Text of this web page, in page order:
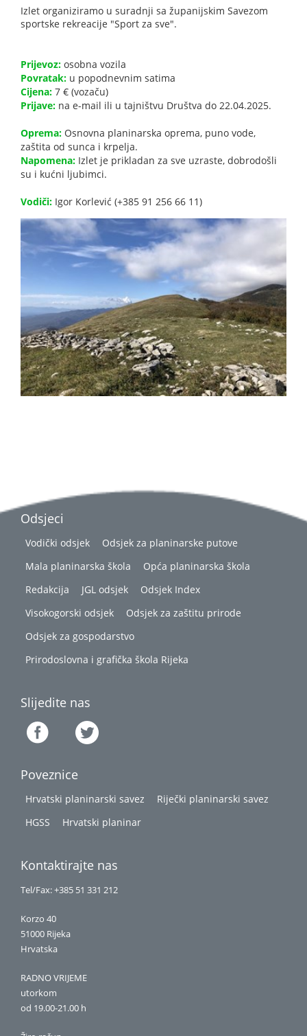
Izlet organiziramo u suradnji sa županijskim Savezom
sportske rekreacije "Sport za sve".
Prijevoz: osobna vozila
Povratak: u popodnevnim satima
Cijena: 7 € (vozaču)
Prijave: na e-mail ili u tajništvu Društva do 22.04.2025.
Oprema: Osnovna planinarska oprema, puno vode,
zaštita od sunca i krpelja.
Napomena: Izlet je prikladan za sve uzraste, dobrodošli
su i kućni ljubimci.
Vodiči: Igor Korlević (+385 91 256 66 11)
Odsjeci
Vodički odsjek
Odsjek za planinarske putove
Mala planinarska škola
Opća planinarska škola
Redakcija
JGL odsjek
Odsjek Index
Visokogorski odsjek
Odsjek za zaštitu prirode
Odsjek za gospodarstvo
Prirodoslovna i grafička škola Rijeka
Slijedite nas
Poveznice
Hrvatski planinarski savez
Riječki planinarski savez
HGSS
Hrvatski planinar
Kontaktirajte nas
Tel/Fax: +385 51 331 212
Korzo 40
51000 Rijeka
Hrvatska
RADNO VRIJEME
utorkom
od 19.00-21.00 h